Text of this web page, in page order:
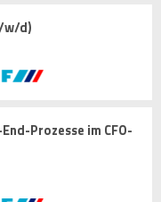
w/d)
Prozesse im CFO-